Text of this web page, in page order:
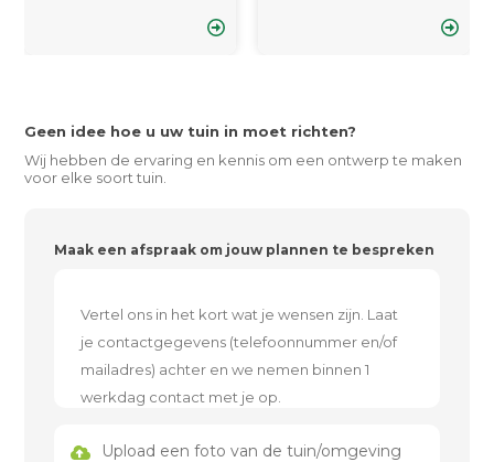
Geen idee hoe u uw tuin in moet richten?
Wij hebben de ervaring en kennis om een ontwerp te maken
voor elke soort tuin.
Maak een afspraak om jouw plannen te bespreken
Upload een foto van de tuin/omgeving